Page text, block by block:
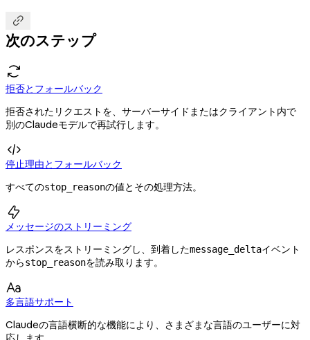

次のステップ
拒否とフォールバック
拒否されたリクエストを、サーバーサイドまたはクライアント内で
別のClaudeモデルで再試行します。

停止理由とフォールバック
すべてのstop_reasonの値とその処理方法。

メッセージのストリーミング
レスポンスをストリーミングし、到着したmessage_deltaイベント
からstop_reasonを読み取ります。

多言語サポート
Claudeの言語横断的な機能により、さまざまな言語のユーザーに対